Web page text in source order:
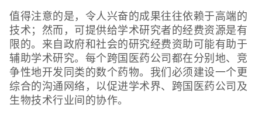
值得注意的是，令人兴奋的成果往往依赖于高端的
技术；然而，可提供给学术研究者的经费资源是有
限的。来自政府和社会的研究经费资助可能有助于
辅助学术研究。每个跨国医药公司都在分别地、竞
争性地开发同类的数个药物。我们必须建设一个更
综合的沟通网络，以促进学术界、跨国医药公司及
生物技术行业间的协作。